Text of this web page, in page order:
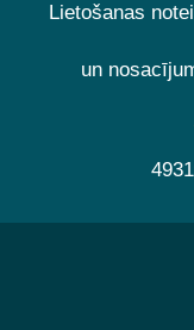
Lietošanas
un